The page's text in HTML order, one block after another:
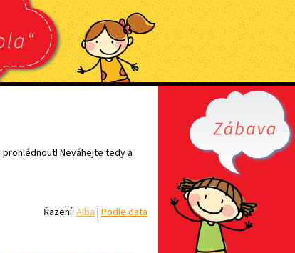
Neváhejte tedy a
Řazení: Alba | Podle data